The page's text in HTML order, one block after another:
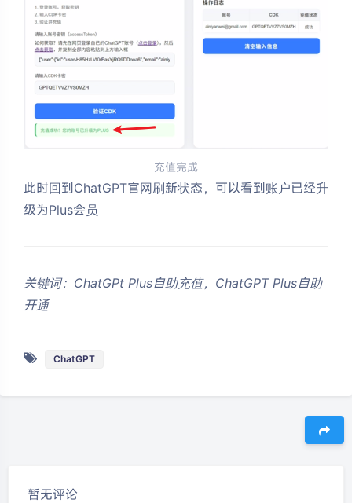
充值完成
此时回到ChatGPT官网刷新状态，可以看到账户已经升
级为Plus会员
关键词：ChatGPt Plus自助充值，ChatGPT Plus自助
开通
ChatGPT
暂无评论